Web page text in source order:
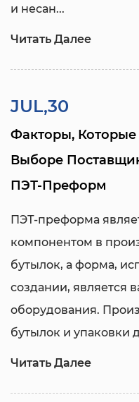
и несан...
Читать Далее
JUL,30
Факторы, Которые
Выборе
ПЭТ-Преформ
ПЭТ-преформа
компонентом в
бутылок, а форма,
создании, является
оборудования.
бутылок и упаковки
Читать Далее